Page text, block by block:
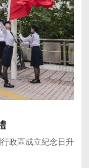
政區成立紀念日升